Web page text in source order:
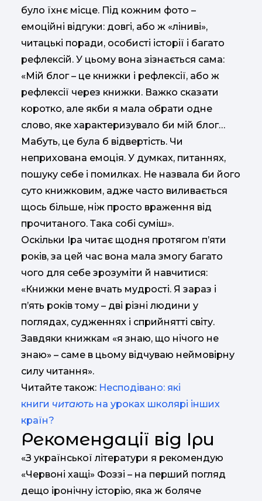
було їхнє місце. Під кожним фото –
емоційні відгуки: довгі, або ж «ліниві»,
читацькі поради, особисті історії і багато
рефлексій. У цьому вона зізнається сама:
«Мій блог – це книжки і рефлексії, або ж
рефлексії через книжки. Важко сказати
коротко, але якби я мала обрати одне
слово, яке характеризувало би мій блог…
Мабуть, це була б відвертість. Чи
неприхована емоція. У думках, питаннях,
пошуку себе і помилках. Не назвала би його
суто книжковим, адже часто виливається
щось більше, ніж просто враження від
прочитаного. Така собі суміш».
Оскільки Іра читає щодня протягом п’яти
років, за цей час вона мала змогу багато
чого для себе зрозуміти й навчитися:
«Книжки мене вчать мудрості. Я зараз і
п’ять років тому – дві різні людини у
поглядах, судженнях і сприйнятті світу.
Завдяки книжкам «я знаю, що нічого не
знаю» – саме в цьому відчуваю неймовірну
силу читання».
Читайте також: Несподівано: які
книги читають на уроках школярі інших
країн?
Рекомендації від Іри
«З української літератури я рекомендую
«Червоні хащі» Фоззі – на перший погляд
дещо іронічну історію, яка ж боляче